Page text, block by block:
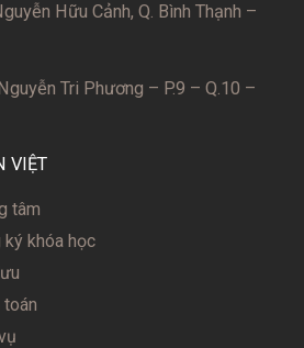
Hữu Cảnh, Q. Bình Thạnh –
Tri Phương – P.9 – Q.10 –
VIỆT
tâm
khóa học
toán